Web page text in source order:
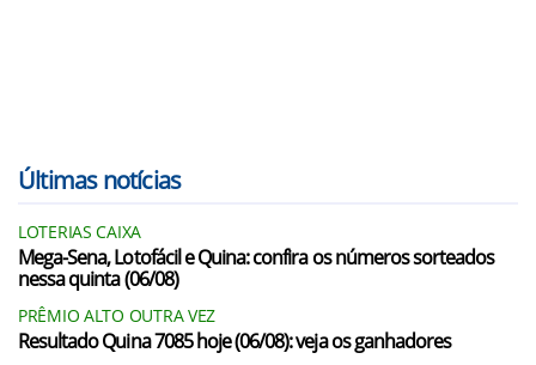
Últimas notícias
LOTERIAS CAIXA
Mega-Sena, Lotofácil e Quina: confira os números sorteados
nessa quinta (06/08)
PRÊMIO ALTO OUTRA VEZ
Resultado Quina 7085 hoje (06/08): veja os ganhadores